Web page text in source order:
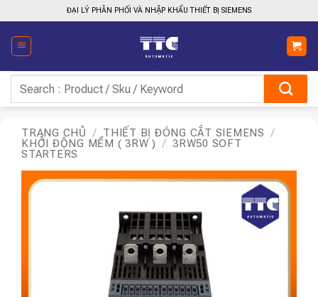
qua
nội
dung
ĐẠI LÝ PHÂN PHỐI VÀ NHẬP KHẨU THIẾT BỊ SIEMENS
kiếm:
TRANG CHỦ / THIẾT BỊ ĐÓNG CẮT SIEMENS
/
KHỞI ĐỘNG MỀM ( 3RW )
/ 3RW50 SOFT
STARTERS